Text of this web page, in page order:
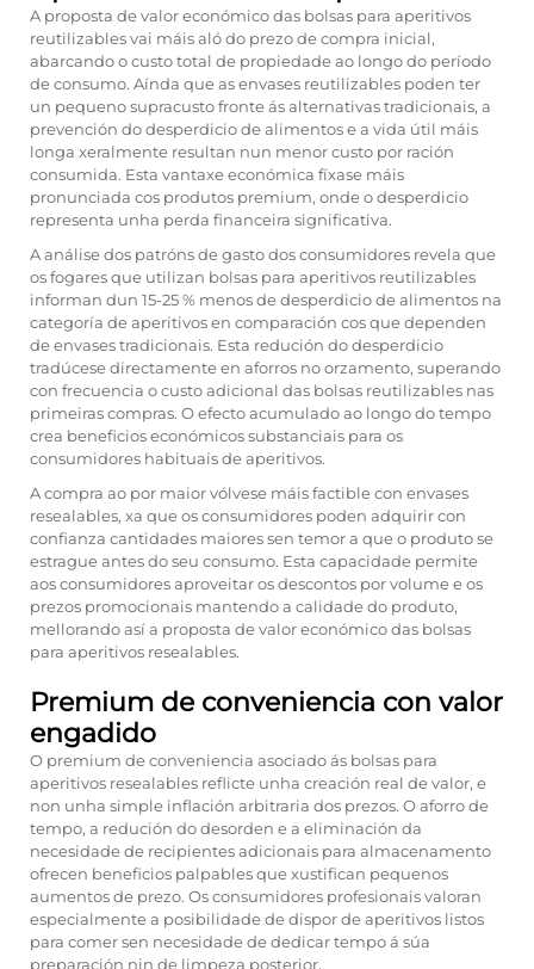
A proposta de valor económico das bolsas para aperitivos
reutilizables vai máis aló do prezo de compra inicial,
abarcando o custo total de propiedade ao longo do período
de consumo. Aínda que as envases reutilizables poden ter
un pequeno supracusto fronte ás alternativas tradicionais, a
prevención do desperdicio de alimentos e a vida útil máis
longa xeralmente resultan nun menor custo por ración
consumida. Esta vantaxe económica fíxase máis
pronunciada cos produtos premium, onde o desperdicio
representa unha perda financeira significativa.
A análise dos patróns de gasto dos consumidores revela que
os fogares que utilizan bolsas para aperitivos reutilizables
informan dun 15-25 % menos de desperdicio de alimentos na
categoría de aperitivos en comparación cos que dependen
de envases tradicionais. Esta redución do desperdicio
tradúcese directamente en aforros no orzamento, superando
con frecuencia o custo adicional das bolsas reutilizables nas
primeiras compras. O efecto acumulado ao longo do tempo
crea beneficios económicos substanciais para os
consumidores habituais de aperitivos.
A compra ao por maior vólvese máis factible con envases
resealables, xa que os consumidores poden adquirir con
confianza cantidades maiores sen temor a que o produto se
estrague antes do seu consumo. Esta capacidade permite
aos consumidores aproveitar os descontos por volume e os
prezos promocionais mantendo a calidade do produto,
mellorando así a proposta de valor económico das bolsas
para aperitivos resealables.
Premium de conveniencia con valor
engadido
O premium de conveniencia asociado ás bolsas para
aperitivos resealables reflicte unha creación real de valor, e
non unha simple inflación arbitraria dos prezos. O aforro de
tempo, a redución do desorden e a eliminación da
necesidade de recipientes adicionais para almacenamento
ofrecen beneficios palpables que xustifican pequenos
aumentos de prezo. Os consumidores profesionais valoran
especialmente a posibilidade de dispor de aperitivos listos
para comer sen necesidade de dedicar tempo á súa
preparación nin de limpeza posterior.